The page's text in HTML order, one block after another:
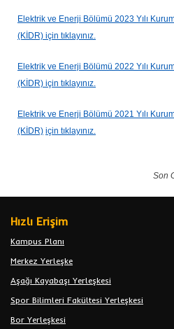
Elektrik ve Enerji Bölümü 2023 Yılı
(KİDR) için tıklayınız.
Elektrik ve Enerji Bölümü 2022 Yılı
(KİDR) için tıklayınız.
Elektrik ve Enerji Bölümü 2021 Yılı
(KİDR) için tıklayınız.
Son
Hızlı Erişim
Kampus Planı
Merkez Yerleşke
Aşağı Kayabaşı Yerleşkesi
Spor Bilimleri Fakültesi Yerleşkesi
Bor Yerleşkesi